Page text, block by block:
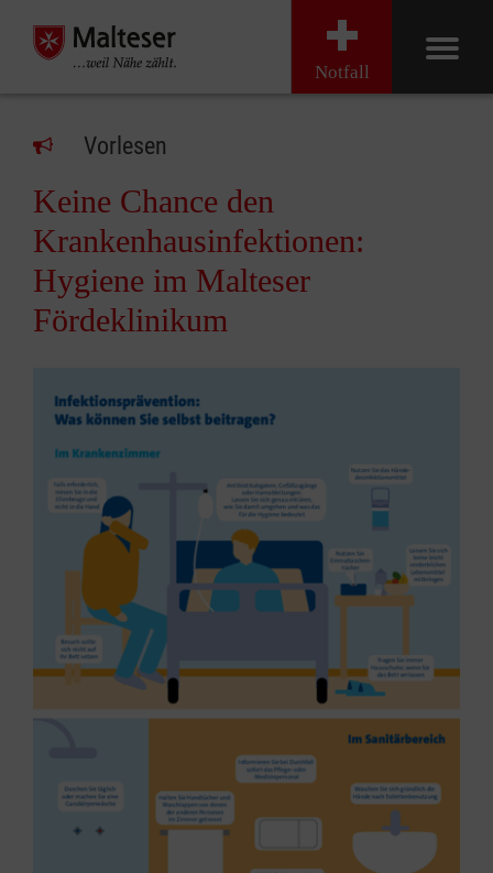
Notfall
Vorlesen
Keine Chance den
Krankenhausinfektionen:
Hygiene im Malteser
Fördeklinikum